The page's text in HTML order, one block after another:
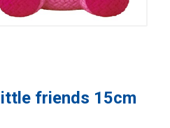
friends 15cm